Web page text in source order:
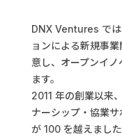
DNX Ventures では
ョンによる新規事
意し、オープンイ
ます。
2011 年の創業以来
ナーシップ・協業
が 100 を越えました